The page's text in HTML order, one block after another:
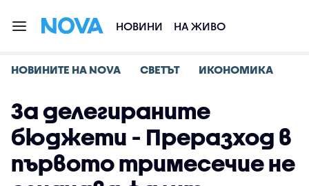
НОВИНИ НА ЖИВО
НОВИНИТЕ НА NOVA СВЕТЪТ ИКОНОМИКА
За делегираните
бюджети - Преразход в
първото тримесечие не